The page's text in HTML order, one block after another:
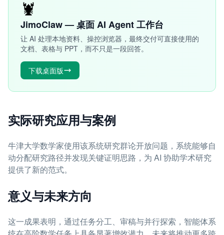
🦞
JimoClaw — 桌面 AI Agent 工作台
让 AI 处理本地资料、操控浏览器，最终交付可直接使用的
文档、表格与 PPT，而不只是一段回答。
下载桌面版
实际研究应用与案例
牛津大学数学家使用该系统研究群论开放问题，系统能够自
动分配研究路径并发现关键证明思路，为 AI 协助学术研究
提供了新的范式。
意义与未来方向
这一成果表明，通过任务分工、审稿与并行探索，智能体系